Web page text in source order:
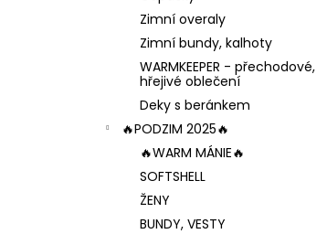
Zimní overaly
Zimní bundy, kalhoty
WARMKEEPER - přechodové,
hřejivé oblečení
Deky s beránkem
🔥PODZIM 2025🔥
🔥WARM MÁNIE🔥
SOFTSHELL
ŽENY
BUNDY, VESTY